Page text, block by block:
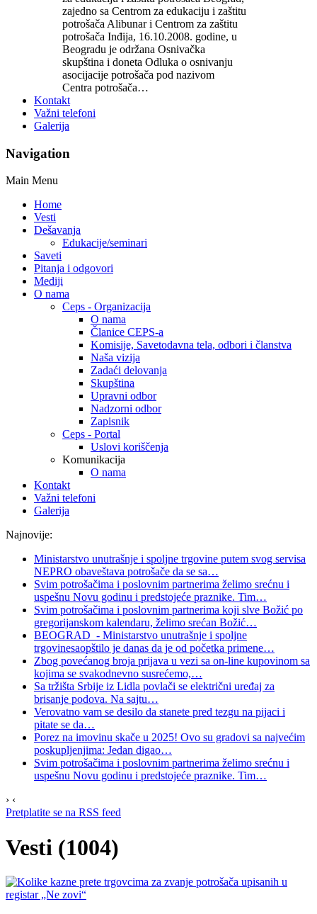
zajedno sa Centrom za edukaciju i zaštitu
potrošača Alibunar i Centrom za zaštitu
potrošača Inđija, 16.10.2008. godine, u
Beogradu je održana Osnivačka
skupština i doneta Odluka o osnivanju
asocijacije potrošača pod nazivom
Centra potrošača…
Kontakt
Važni telefoni
Galerija
Navigation
Main Menu
Home
Vesti
Dešavanja
Edukacije/seminari
Saveti
Pitanja i odgovori
Mediji
O nama
Ceps - Organizacija
O nama
Članice CEPS-a
Komisije, Savetodavna tela, odbori i članstva
Naša vizija
Zadaći delovanja
Skupština
Upravni odbor
Nadzorni odbor
Zapisnik
Ceps - Portal
Uslovi koriščenja
Komunikacija
O nama
Kontakt
Važni telefoni
Galerija
Najnovije:
Ministarstvo unutrašnje i spoljne trgovine putem svog servisa
NEPRO obaveštava potrošače da se sa…
Svim potrošačima i poslovnim partnerima želimo srećnu i
uspešnu Novu godinu i predstojeće praznike. Tim…
Svim potrošačima i poslovnim partnerima koji slve Božić po
gregorijanskom kalendaru, želimo srećan Božić…
BEOGRAD - Ministarstvo unutrašnje i spoljne
trgovinesaopštilo je danas da je od početka primene…
Zbog povećanog broja prijava u vezi sa on-line kupovinom sa
kojima se svakodnevno susrećemo,…
Sa tržišta Srbije iz Lidla povlači se električni uređaj za
brisanje podova. Na sajtu…
Verovatno vam se desilo da stanete pred tezgu na pijaci i
pitate se da…
Porez na imovinu skače u 2025! Ovo su gradovi sa najvećim
poskupljenjima: Jedan digao…
Svim potrošačima i poslovnim partnerima želimo srećnu i
uspešnu Novu godinu i predstojeće praznike. Tim…
› ‹
Pretplatite se na RSS feed
Vesti (1004)